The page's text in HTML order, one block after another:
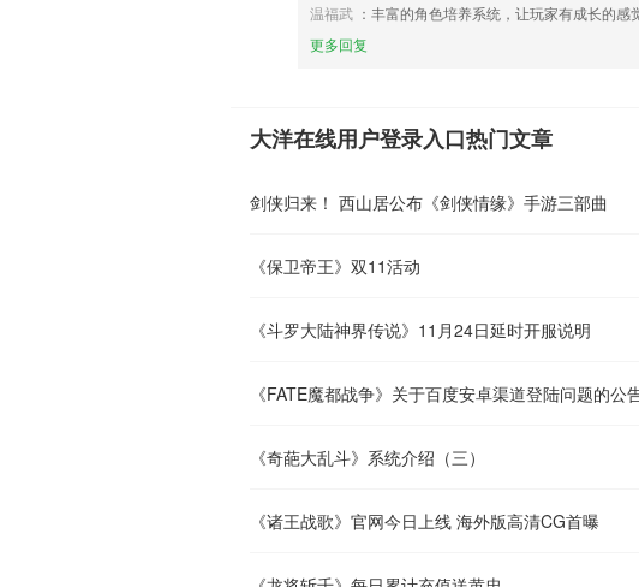
温福武 ：丰富的角色培养系统，让玩家有成长的感
更多回复
大洋在线用户登录入口热门文章
剑侠归来！ 西山居公布《剑侠情缘》手游三部曲
《保卫帝王》双11活动
《斗罗大陆神界传说》11月24日延时开服说明
《FATE魔都战争》关于百度安卓渠道登陆问题的公
《奇葩大乱斗》系统介绍（三）
《诸王战歌》官网今日上线 海外版高清CG首曝